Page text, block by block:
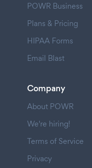
POWR Business
Plans & Pricing
HIPAA Forms
Email Blast
Company
About POWR
We're hiring!
Terms of Service
Privacy